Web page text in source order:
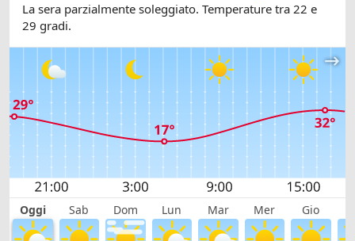
La sera parzialmente soleggiato. Temperature tra 22 e
29 gradi.
Oggi Sab Dom Lun Mar Mer Gio